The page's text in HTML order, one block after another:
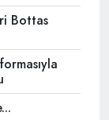
Bottas